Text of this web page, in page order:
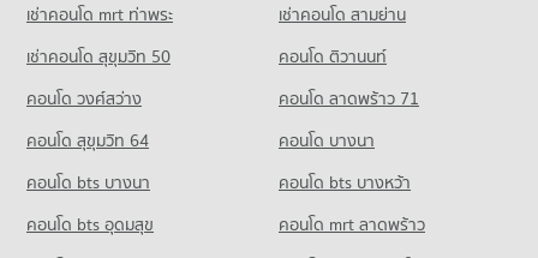
เช่าคอนโด mrt ท่าพระ
เช่าคอนโด สามย่าน
เช่าคอนโด สุขุมวิท 50
คอนโด ติวานนท์
คอนโด วงศ์สว่าง
คอนโด ลาดพร้าว 71
คอนโด สุขุมวิท 64
คอนโด บางนา
คอนโด bts บางนา
คอนโด bts บางหว้า
คอนโด bts อุดมสุข
คอนโด mrt ลาดพร้าว